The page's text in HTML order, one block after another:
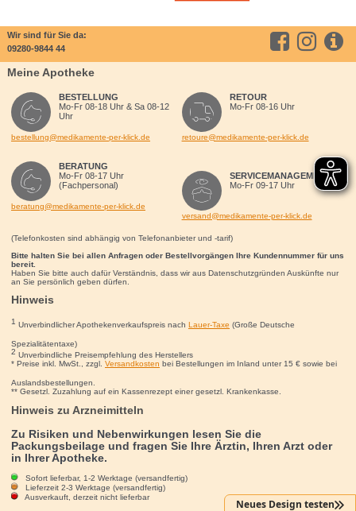
Neues Design testen
Wir sind für Sie da:
09280-9844 44
Meine Apotheke
BESTELLUNG
Mo-Fr 08-18 Uhr & Sa 08-12
Uhr
bestellung@medikamente-per-klick.de
BERATUNG
Mo-Fr 08-17 Uhr
(Fachpersonal)
beratung@medikamente-per-klick.de
RETOUR
Mo-Fr 08-16 Uhr
retoure@medikamente-per-klick.de
SERVICEMANAGEMENT
Mo-Fr 09-17 Uhr
versand@medikamente-per-klick.de
(Telefonkosten sind abhängig von Telefonanbieter und -tarif)
Bitte halten Sie bei allen Anfragen oder Bestellvorgängen Ihre Kundennummer für uns
bereit.
Haben Sie bitte auch dafür Verständnis, dass wir aus Datenschutzgründen Auskünfte nur
an Sie persönlich geben dürfen.
Hinweis
1 Unverbindlicher Apothekenverkaufspreis nach Lauer-Taxe (Große Deutsche
Spezialitätentaxe)
2 Unverbindliche Preisempfehlung des Herstellers
* Preise inkl. MwSt., zzgl. Versandkosten bei Bestellungen im Inland unter 15 €sowie bei
Auslandsbestellungen.
** Gesetzl. Zuzahlung auf ein Kassenrezept einer gesetzl. Krankenkasse.
Hinweis zu Arzneimitteln
Zu Risiken und Nebenwirkungen lesen Sie die
Packungsbeilage und fragen Sie Ihre Ärztin, Ihren Arzt oder
in Ihrer Apotheke.
Sofort lieferbar, 1-2 Werktage (versandfertig)
Lieferzeit 2-3 Werktage (versandfertig)
Ausverkauft, derzeit nicht lieferbar